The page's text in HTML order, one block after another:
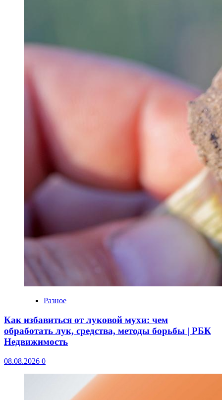
Разное
Как избавиться от луковой мухи: чем
обработать лук, средства, методы борьбы | РБК
Недвижимость
08.08.2026 0